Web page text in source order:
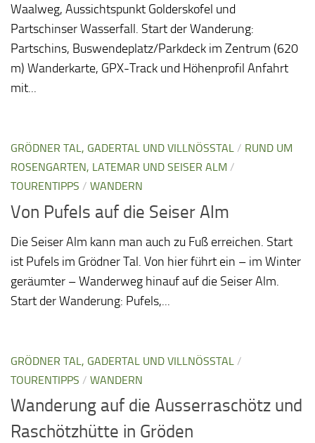
Waalweg, Aussichtspunkt Golderskofel und
Partschinser Wasserfall. Start der Wanderung:
Partschins, Buswendeplatz/Parkdeck im Zentrum (620
m) Wanderkarte, GPX-Track und Höhenprofil Anfahrt
mit...
GRÖDNER TAL, GADERTAL UND VILLNÖSSTAL / RUND UM
ROSENGARTEN, LATEMAR UND SEISER ALM /
TOURENTIPPS / WANDERN
Von Pufels auf die Seiser Alm
Die Seiser Alm kann man auch zu Fuß erreichen. Start
ist Pufels im Grödner Tal. Von hier führt ein – im Winter
geräumter – Wanderweg hinauf auf die Seiser Alm.
Start der Wanderung: Pufels,...
GRÖDNER TAL, GADERTAL UND VILLNÖSSTAL
/
TOURENTIPPS / WANDERN
Wanderung auf die Ausserraschötz und
Raschötzhütte in Gröden